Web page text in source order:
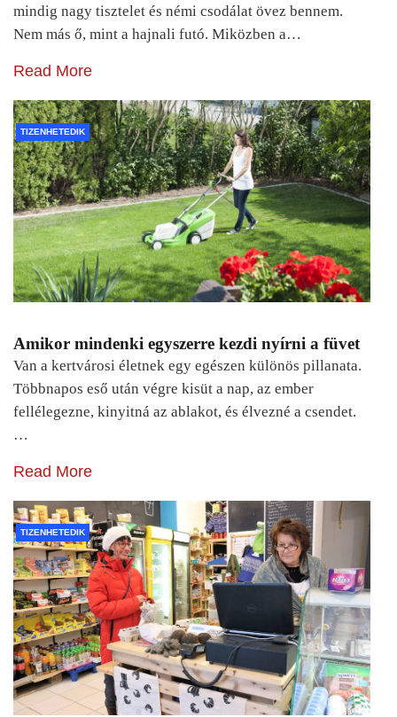
mindig nagy tisztelet és némi csodálat övez bennem.
Nem más ő, mint a hajnali futó. Miközben a…
Read More
TIZENHETEDIK
Amikor mindenki egyszerre kezdi nyírni a füvet
Van a kertvárosi életnek egy egészen különös pillanata.
Többnapos eső után végre kisüt a nap, az ember
fellélegezne, kinyitná az ablakot, és élvezné a csendet.
…
Read More
TIZENHETEDIK